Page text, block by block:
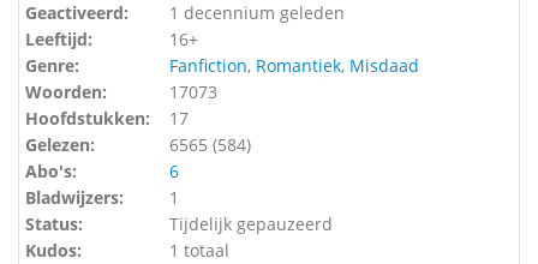
Geactiveerd:
1 decennium geleden
Leeftijd:
16+
Genre:
Fanfiction, Romantiek, Misdaad
Woorden:
17073
Hoofdstukken:
17
Gelezen:
6565 (584)
Abo's:
6
Bladwijzers:
1
Status:
Tijdelijk gepauzeerd
Kudos:
1 totaal